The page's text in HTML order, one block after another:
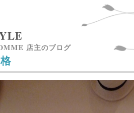
店主のブログ